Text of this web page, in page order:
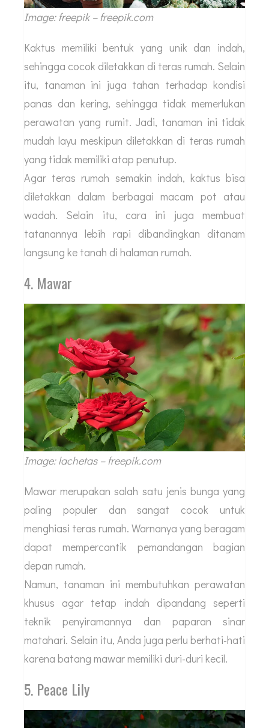
Image: freepik – freepik.com
Kaktus memiliki bentuk yang unik dan indah,
sehingga cocok diletakkan di teras rumah. Selain
itu, tanaman ini juga tahan terhadap kondisi
panas dan kering, sehingga tidak memerlukan
perawatan yang rumit. Jadi, tanaman ini tidak
mudah layu meskipun diletakkan di teras rumah
yang tidak memiliki atap penutup.
Agar teras rumah semakin indah, kaktus bisa
diletakkan dalam berbagai macam pot atau
wadah. Selain itu, cara ini juga membuat
tatanannya lebih rapi dibandingkan ditanam
langsung ke tanah di halaman rumah.
4. Mawar
Image: lachetas – freepik.com
Mawar merupakan salah satu jenis bunga yang
paling populer dan sangat cocok untuk
menghiasi teras rumah. Warnanya yang beragam
dapat mempercantik pemandangan bagian
depan rumah.
Namun, tanaman ini membutuhkan perawatan
khusus agar tetap indah dipandang seperti
teknik penyiramannya dan paparan sinar
matahari. Selain itu, Anda juga perlu berhati-hati
karena batang mawar memiliki duri-duri kecil.
5. Peace Lily